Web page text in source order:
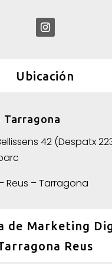
Ubicación
Tarragona
42 (Despatx
Reus – Tarragona
de Marketing
Reus